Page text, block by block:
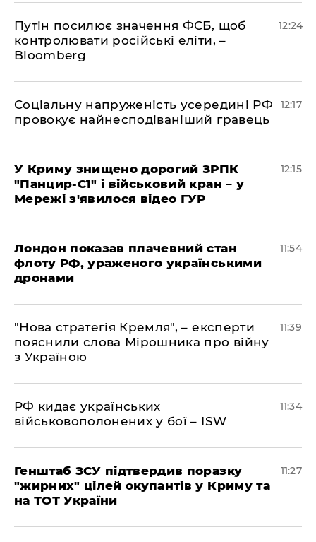
Путін посилює значення ФСБ, щоб
контролювати російські еліти, –
Bloomberg
12:24
Соціальну напруженість усередині РФ
провокує найнесподіваніший гравець
12:17
У Криму знищено дорогий ЗРПК
"Панцир-С1" і військовий кран – у
Мережі з'явилося відео ГУР
12:15
Лондон показав плачевний стан
флоту РФ, ураженого українськими
дронами
11:54
"Нова стратегія Кремля", – експерти
пояснили слова Мірошника про війну
з Україною
11:39
РФ кидає українських
військовополонених у бої – ISW
11:34
Генштаб ЗСУ підтвердив поразку
"жирних" цілей окупантів у Криму та
на ТОТ України
11:27